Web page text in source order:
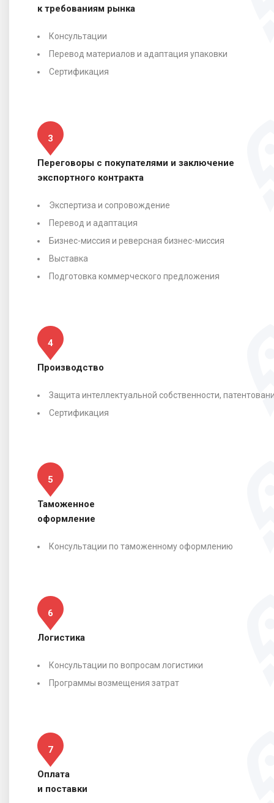
к требованиям рынка
Консультации
Перевод материалов и адаптация упаковки
Сертификация
3
Переговоры с покупателями и заключение
экспортного контракта
Экспертиза и сопровождение
Перевод и адаптация
Бизнес-миссия и реверсная бизнес-миссия
Выставка
Подготовка коммерческого предложения
4
Производство
Защита интеллектуальной собственности,
Сертификация
5
Таможенное
оформление
Консультации по таможенному оформлению
6
Логистика
Консультации по вопросам логистики
Программы возмещения затрат
7
Оплата
и поставки